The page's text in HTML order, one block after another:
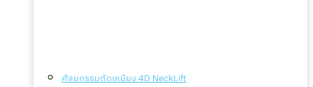
ศัลยกรรมตัดเหนียง 4D NeckLift